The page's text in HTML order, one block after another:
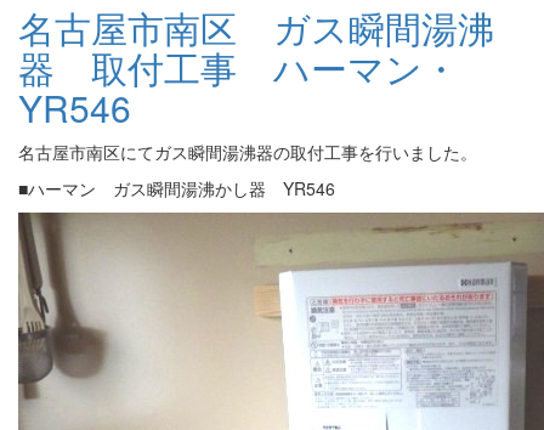
名古屋市南区 ガス瞬間湯沸
器 取付工事 ハーマン・
YR546
名古屋市南区にてガス瞬間湯沸器の取付工事を行いました。
■ハーマン ガス瞬間湯沸かし器 YR546